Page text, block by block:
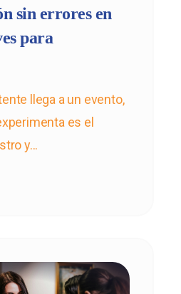
sin errores en
para
llega a un evento,
es el
y...